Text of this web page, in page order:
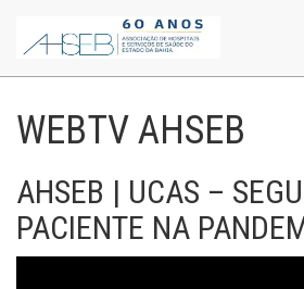
WEBTV AHSEB
AHSEB | UCAS –
PACIENTE NA